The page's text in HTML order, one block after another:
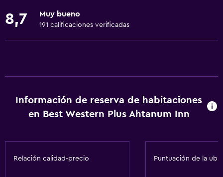
Para no fumadores
Servicios y facilidades
Salas de conferencia
Servicio de despertador
Instalaciones para reuniones
8,7 Muy bueno
191 calificaciones verificadas
Información de reserva de habitaciones
en Best Western Plus Ahtanum Inn
Relación calidad-precio Puntuación de la